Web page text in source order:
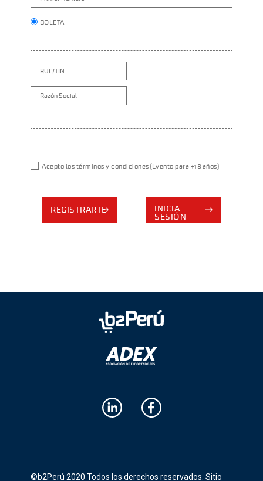
BOLETA
Acepto los términos y condiciones (Evento para +18 años)
REGISTRARTE INICIA
SESIÓN
©b2Perú 2020 Todos los derechos reservados. Sitio